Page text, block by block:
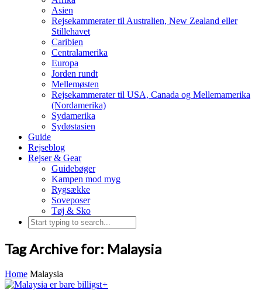
Asien
Rejsekammerater til Australien, New Zealand eller
Stillehavet
Caribien
Centralamerika
Europa
Jorden rundt
Mellemøsten
Rejsekammerater til USA, Canada og Mellemamerika
(Nordamerika)
Sydamerika
Sydøstasien
Guide
Rejseblog
Rejser & Gear
Guidebøger
Kampen mod myg
Rygsække
Soveposer
Tøj & Sko
Tag Archive for: Malaysia
Home Malaysia
+